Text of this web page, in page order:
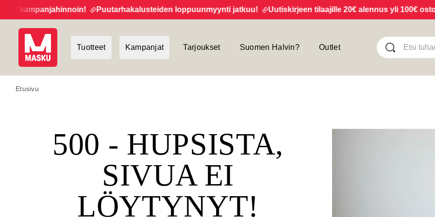
kampanjahinnoin! Puutarhakalusteiden loppuunmyynti jatkuu! Uutiskirjeen tilaajille 20€ alennus yli 100€
Tuotteet Kampanjat Tarjoukset Suomen Halvin? Outlet
Etusivu
500 - HUPSISTA,
SIVUA EI
LÖYTYNYT!